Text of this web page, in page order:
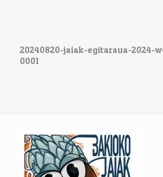
20240820-jaiak-egitaraua-2024-
0001